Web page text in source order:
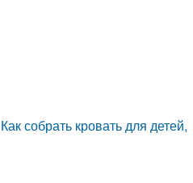
собрать кровать для детей,